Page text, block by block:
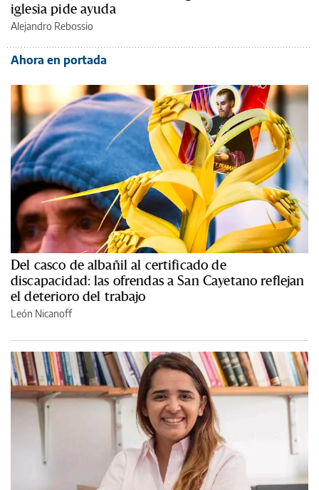
iglesia pide ayuda
Alejandro Rebossio
Ahora en portada
Del casco de albañil al certificado de
discapacidad: las ofrendas a San Cayetano reflejan
el deterioro del trabajo
León Nicanoff